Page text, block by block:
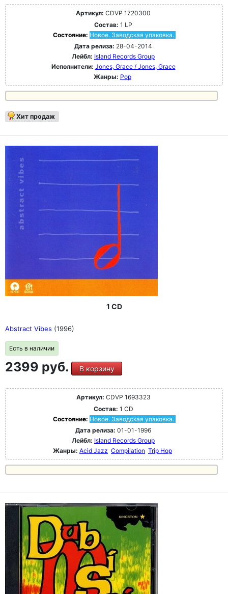
Артикул: CDVP 1720300
Состав: 1 LP
Состояние: Новое. Заводская упаковка.
Дата релиза: 28-04-2014
Лейбл: Island Records Group
Исполнители: Jones, Grace / Jones, Grace
Жанры: Pop
Хит продаж
1 CD
Abstract Vibes (1996)
Есть в наличии
2399 руб. В корзину
Артикул: CDVP 1693323
Состав: 1 CD
Состояние: Новое. Заводская упаковка.
Дата релиза: 01-01-1996
Лейбл: Island Records Group
Жанры: Acid Jazz Compilation Trip Hop